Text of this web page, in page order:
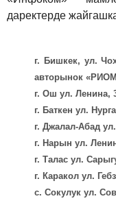
даректерде
г. Бишкек, ул.
авторынок
г. Ош ул. Ленина,
г. Баткен ул.
г. Джалал-Абад
г. Нарын ул.
г. Талас ул.
г. Каракол ул.
с. Сокулук ул.